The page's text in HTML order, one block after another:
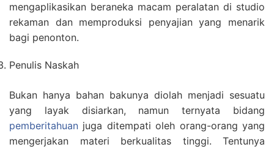
mengaplikasikan beraneka macam peralatan di studio
rekaman dan memproduksi penyajian yang menarik
bagi penonton.
Penulis Naskah
Bukan hanya bahan bakunya diolah menjadi sesuatu
yang layak disiarkan, namun ternyata bidang
pemberitahuan juga ditempati oleh orang-orang yang
mengerjakan materi berkualitas tinggi. Tentunya